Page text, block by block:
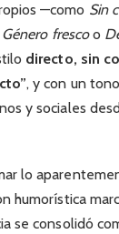
—como Sin
Género frescoo
directo, sin
, y con un
y sociales
lo
humorística
se consolidó